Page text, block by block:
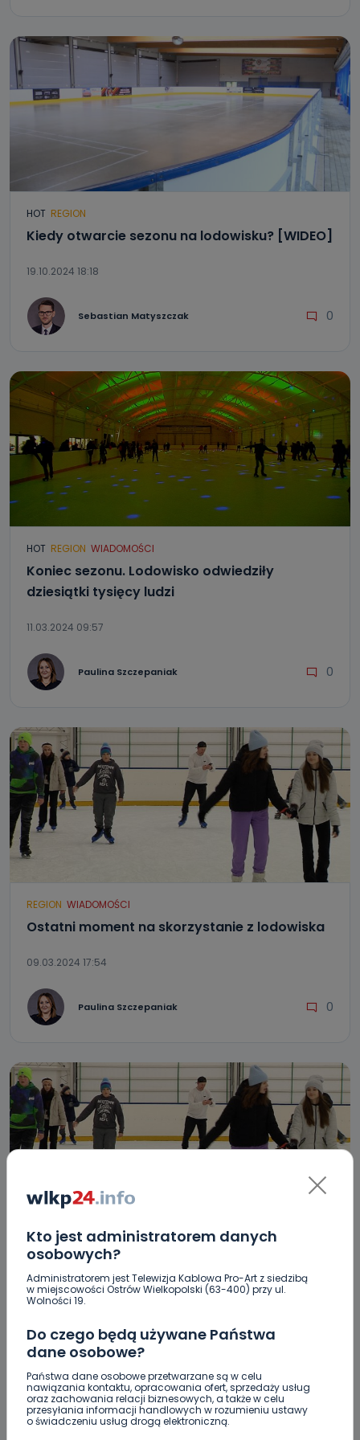
Kto jest administratorem danych
osobowych?
Administratorem jest Telewizja Kablowa Pro-Art z siedzibą
w miejscowości Ostrów Wielkopolski (63-400) przy ul.
Wolności 19.
Do czego będą używane Państwa
dane osobowe?
Państwa dane osobowe przetwarzane są w celu
nawiązania kontaktu, opracowania ofert, sprzedaży usług
oraz zachowania relacji biznesowych, a także w celu
przesyłania informacji handlowych w rozumieniu ustawy
o świadczeniu usług drogą elektroniczną.
HOT REGION
Kiedy otwarcie sezonu na lodowisku? [WIDEO]
19.10.2024 18:18
Sebastian Matyszczak 0
HOT REGION WIADOMOŚCI
Koniec sezonu. Lodowisko odwiedziły
dziesiątki tysięcy ludzi
11.03.2024 09:57
Paulina Szczepaniak 0
REGION WIADOMOŚCI
Ostatni moment na skorzystanie z lodowiska
09.03.2024 17:54
Paulina Szczepaniak 0
HOT WIADOMOŚCI
Ostrowskie lodowisko otwarte w święta.
Sprawdź, w jakich godzinach